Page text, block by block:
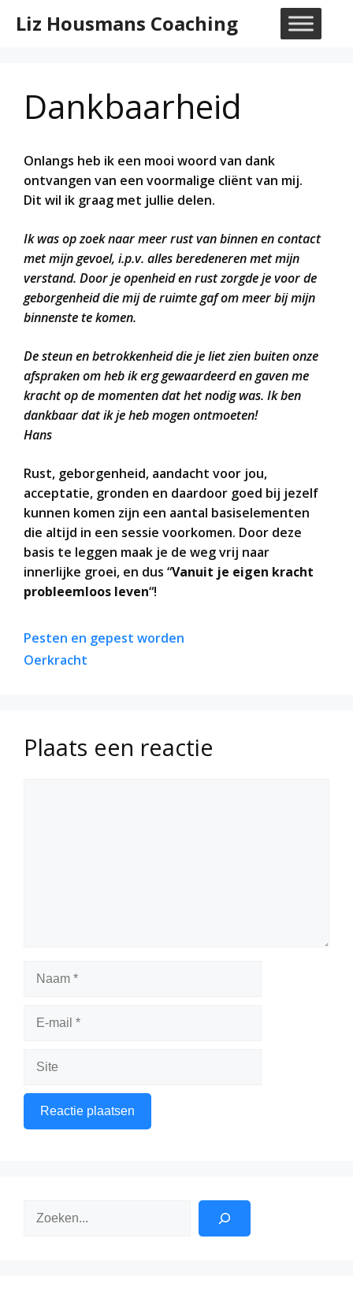
naarLiz Housmans Coaching
Dankbaarheid
Onlangs heb ik een mooi woord van dank
ontvangen van een voormalige cliënt van mij.
Dit wil ik graag met jullie delen.
Ik was op zoek naar meer rust van binnen en contact
met mijn gevoel, i.p.v. alles beredeneren met mijn
verstand. Door je openheid en rust zorgde je voor de
geborgenheid die mij de ruimte gaf om meer bij mijn
binnenste te komen.
De steun en betrokkenheid die je liet zien buiten onze
afspraken om heb ik erg gewaardeerd en gaven me
kracht op de momenten dat het nodig was. Ik ben
dankbaar dat ik je heb mogen ontmoeten!
Hans
Rust, geborgenheid, aandacht voor jou,
acceptatie, gronden en daardoor goed bij jezelf
kunnen komen zijn een aantal basiselementen
die altijd in een sessie voorkomen. Door deze
basis te leggen maak je de weg vrij naar
innerlijke groei, en dus “Vanuit je eigen kracht
probleemloos leven“!
Pesten en gepest worden
Oerkracht
Plaats een reactie
Naam
Site
Zoeken